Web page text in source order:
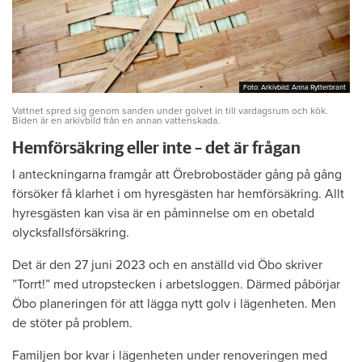
Foto: Arkivbild: Anna Rytterbrant
Foto: Arkivbild: Anna Rytterbrant
Vattnet spred sig genom sanden under golvet in till vardagsrum och kök.
Biden är en arkivbild från en annan vattenskada.
Hemförsäkring eller inte – det är frågan
I anteckningarna framgår att Örebrobostäder gång på gång
försöker få klarhet i om hyresgästen har hemförsäkring. Allt
hyresgästen kan visa är en påminnelse om en obetald
olycksfallsförsäkring.
Det är den 27 juni 2023 och en anställd vid Öbo skriver
”Torrt!” med utropstecken i arbetsloggen. Därmed påbörjar
Öbo planeringen för att lägga nytt golv i lägenheten. Men
de stöter på problem.
Familjen bor kvar i lägenheten under renoveringen med